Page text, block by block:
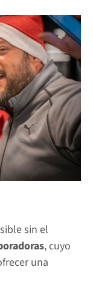
sin el
, cuyo
una